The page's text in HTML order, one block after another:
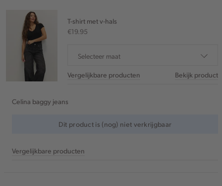
T-shirt met v-hals
€19.95
Selecteer maat
Vergelijkbare producten Bekijk product
Celina baggy jeans
Dit product is (nog) niet verkrijgbaar
Vergelijkbare producten